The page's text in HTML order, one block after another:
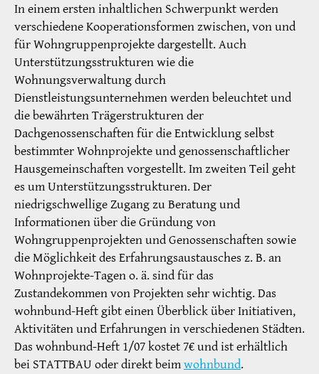
In einem ersten inhaltlichen Schwerpunkt werden
verschiedene Kooperationsformen zwischen, von und
für Wohngruppenprojekte dargestellt. Auch
Unterstützungsstrukturen wie die
Wohnungsverwaltung durch
Dienstleistungsunternehmen werden beleuchtet und
die bewährten Trägerstrukturen der
Dachgenossenschaften für die Entwicklung selbst
bestimmter Wohnprojekte und genossenschaftlicher
Hausgemeinschaften vorgestellt. Im zweiten Teil geht
es um Unterstützungsstrukturen. Der
niedrigschwellige Zugang zu Beratung und
Informationen über die Gründung von
Wohngruppenprojekten und Genossenschaften sowie
die Möglichkeit des Erfahrungsaustausches z. B. an
Wohnprojekte-Tagen o. ä. sind für das
Zustandekommen von Projekten sehr wichtig. Das
wohnbund-Heft gibt einen Überblick über Initiativen,
Aktivitäten und Erfahrungen in verschiedenen Städten.
Das wohnbund-Heft 1/07 kostet 7€ und ist erhältlich
bei STATTBAU oder direkt beimwohnbund.